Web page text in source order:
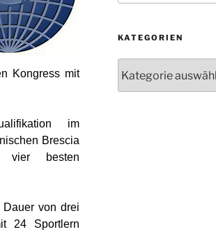
Kongress mit
im
Brescia
vier besten
von drei
24 Sportlern
KATEGORIEN